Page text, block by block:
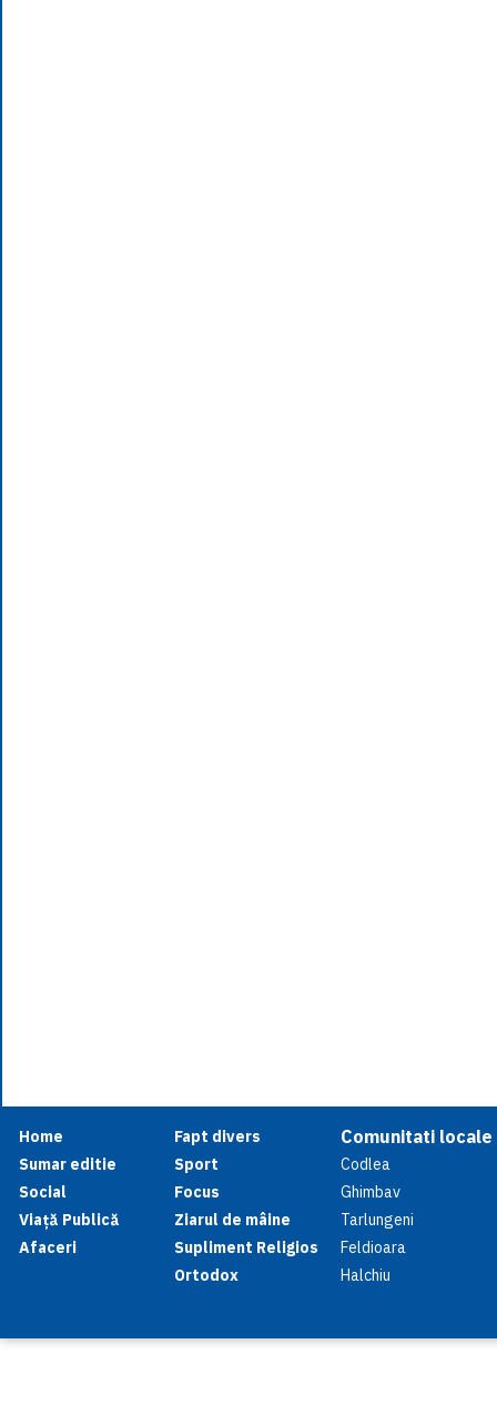
Home
Sumar editie
Social
Viață Publică
Afaceri
Fapt divers
Sport
Focus
Ziarul de mâine
Supliment Religios
Ortodox
Comunitati locale
Codlea
Ghimbav
Tarlungeni
Feldioara
Halchiu